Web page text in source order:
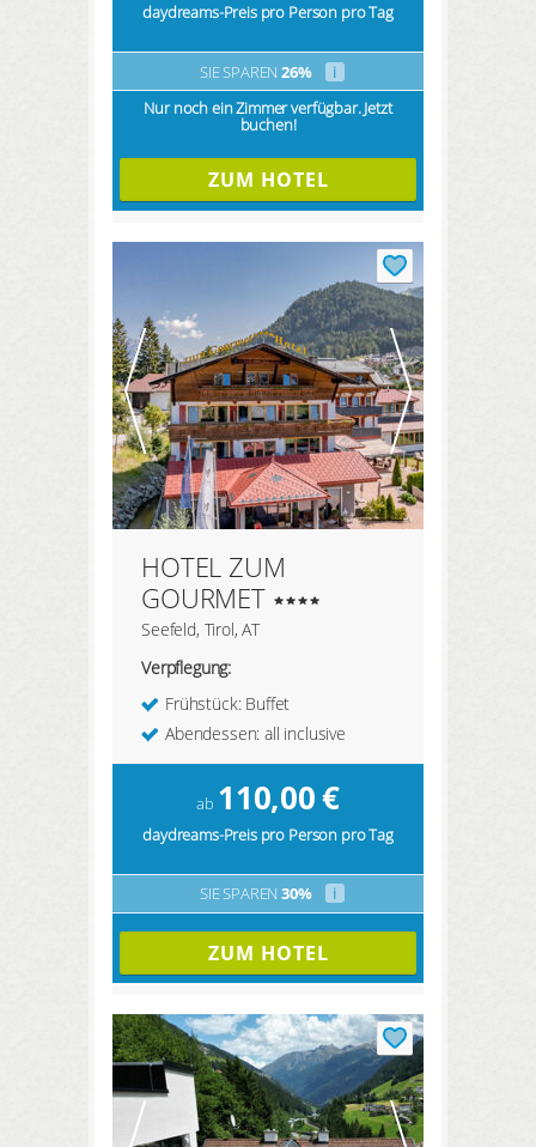
daydreams-Preis pro Person pro Tag
SIE SPAREN 26%
i
Nur noch ein Zimmer verfügbar. Jetzt
buchen!
ZUM HOTEL
HOTEL ZUM
GOURMET
Seefeld, Tirol, AT
Verpflegung:
Frühstück: Buffet
Abendessen: all inclusive
ab 110,00€
daydreams-Preis pro Person pro Tag
SIE SPAREN 30% i
ZUM HOTEL